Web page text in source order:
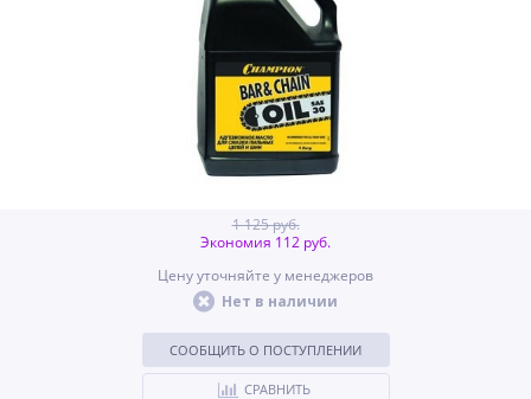
1 125 руб.
Экономия 112 руб.
Цену уточняйте у менеджеров
Нет в наличии
СООБЩИТЬ О ПОСТУПЛЕНИИ
СРАВНИТЬ